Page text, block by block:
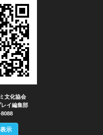
文化協会
イ編集部
8088
示